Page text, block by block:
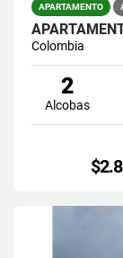
APARTAMENTO
Colombia
2
Alcobas